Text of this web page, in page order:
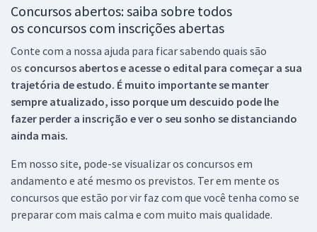
Concursos abertos: saiba sobre todos
os concursos com inscrições abertas
Conte com a nossa ajuda para ficar sabendo quais são
os concursos abertos e acesse o edital para começar a sua
trajetória de estudo. É muito importante se manter
sempre atualizado, isso porque um descuido pode lhe
fazer perder a inscrição e ver o seu sonho se distanciando
ainda mais.
Em nosso site, pode-se visualizar os concursos em
andamento e até mesmo os previstos. Ter em mente os
concursos que estão por vir faz com que você tenha como se
preparar com mais calma e com muito mais qualidade.